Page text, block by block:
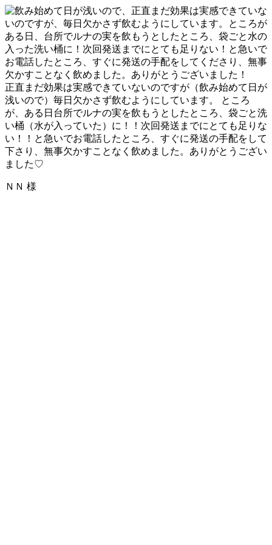
正直まだ効果は実感できていないのですが（飲み始めて日が
浅いので）毎日欠かさず飲むようにしています。 ところ
が、ある日台所でルナの実を飲もうとしたところ、袋ごと洗
い桶（水が入っていた）に！！次回発送までにとても足りな
い！！と急いでお電話したところ、すぐに発送の手配をして
下さり、無事欠かすことなく飲めました。ありがとうござい
ました♡
ＮＮ 様